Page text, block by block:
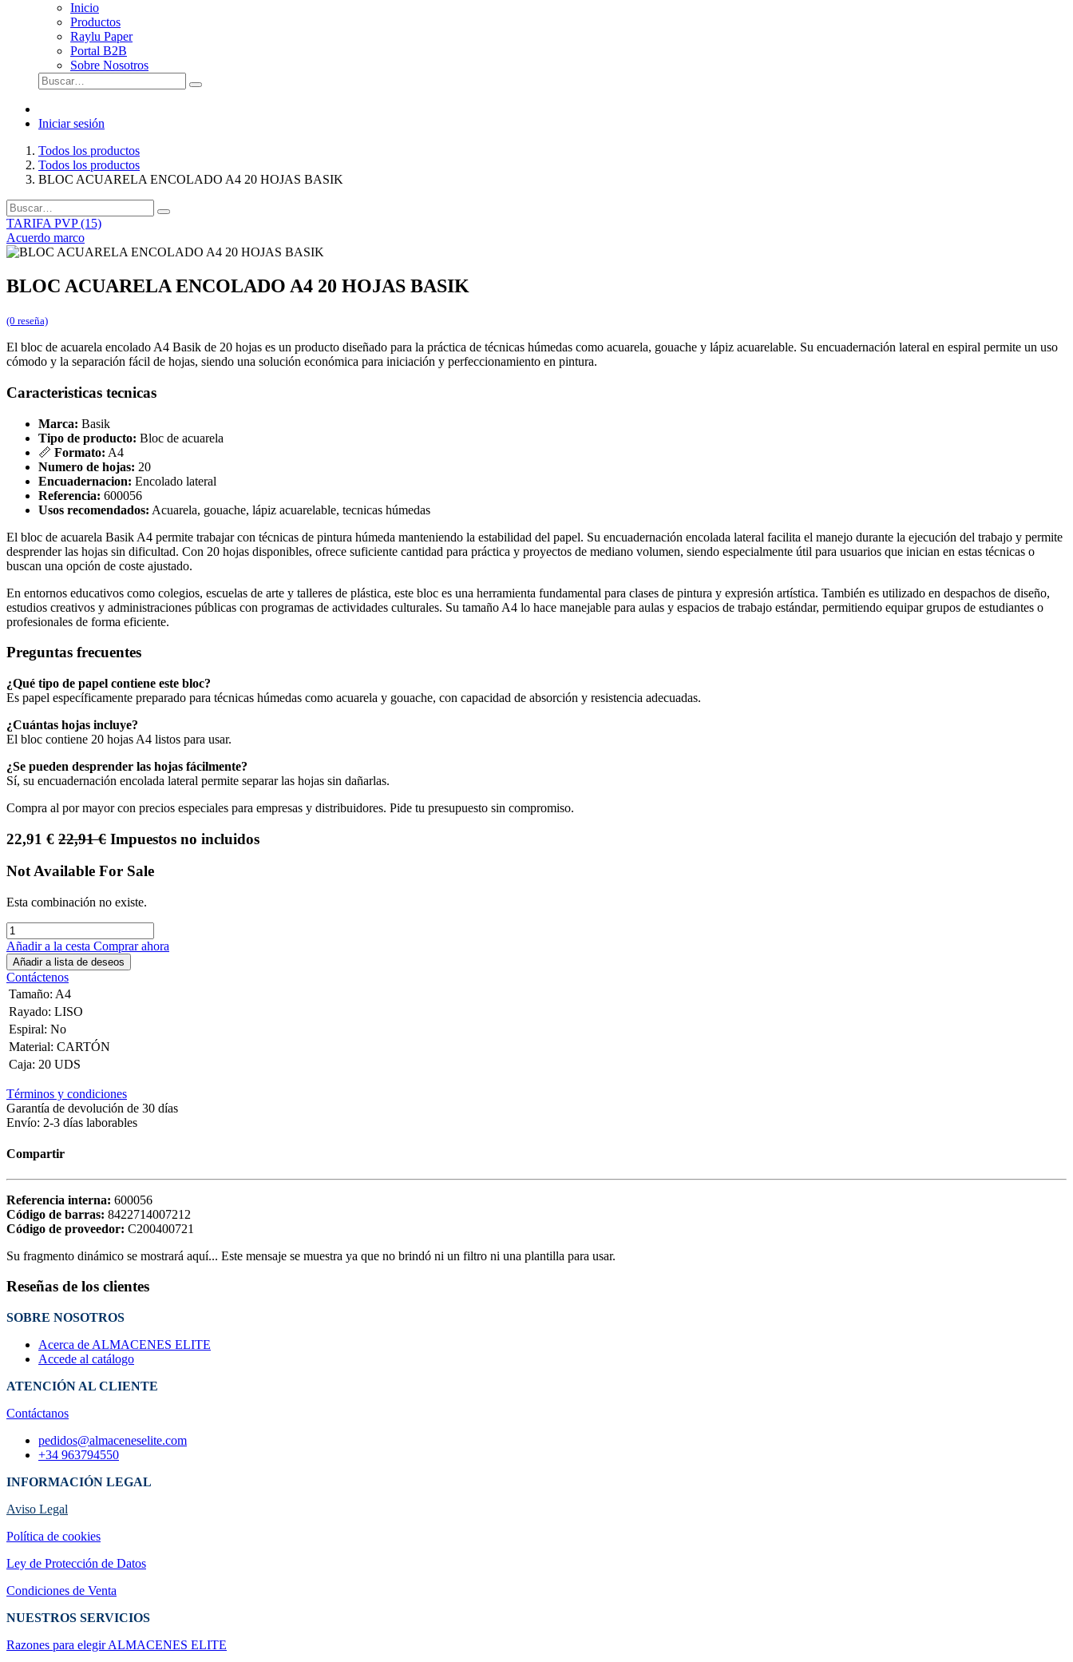
Inicio
Productos
Raylu Paper
Portal B2B
Sobre Nosotros
Iniciar sesión
Todos los productos
Todos los productos
BLOC ACUARELA ENCOLADO A4 20 HOJAS BASIK
TARIFA PVP (15)
Acuerdo marco
BLOC ACUARELA ENCOLADO A4 20 HOJAS BASIK
(0 reseña)
El bloc de acuarela encolado A4 Basik de 20 hojas es un producto diseñado para la práctica de técnicas húmedas como acuarela, gouache y lápiz acuarelable. Su encuadernación lateral en espiral permite un uso
cómodo y la separación fácil de hojas, siendo una solución económica para iniciación y perfeccionamiento en pintura.
Caracteristicas tecnicas
Marca: Basik
Tipo de producto: Bloc de acuarela
📏 Formato: A4
Numero de hojas: 20
Encuadernacion: Encolado lateral
Referencia: 600056
Usos recomendados: Acuarela, gouache, lápiz acuarelable, tecnicas húmedas
El bloc de acuarela Basik A4 permite trabajar con técnicas de pintura húmeda manteniendo la estabilidad del papel. Su encuadernación encolada lateral facilita el manejo durante la ejecución del trabajo y permite
desprender las hojas sin dificultad. Con 20 hojas disponibles, ofrece suficiente cantidad para práctica y proyectos de mediano volumen, siendo especialmente útil para usuarios que inician en estas técnicas o
buscan una opción de coste ajustado.
En entornos educativos como colegios, escuelas de arte y talleres de plástica, este bloc es una herramienta fundamental para clases de pintura y expresión artística. También es utilizado en despachos de diseño,
estudios creativos y administraciones públicas con programas de actividades culturales. Su tamaño A4 lo hace manejable para aulas y espacios de trabajo estándar, permitiendo equipar grupos de estudiantes o
profesionales de forma eficiente.
Preguntas frecuentes
¿Qué tipo de papel contiene este bloc?
Es papel específicamente preparado para técnicas húmedas como acuarela y gouache, con capacidad de absorción y resistencia adecuadas.
¿Cuántas hojas incluye?
El bloc contiene 20 hojas A4 listos para usar.
¿Se pueden desprender las hojas fácilmente?
Sí, su encuadernación encolada lateral permite separar las hojas sin dañarlas.
Compra al por mayor con precios especiales para empresas y distribuidores. Pide tu presupuesto sin compromiso.
22,91 € 22,91€ Impuestos no incluidos
Not Available For Sale
Esta combinación no existe.
Añadir a la cesta Comprar ahora
Añadir a lista de deseos
Contáctenos
Tamaño: A4
Rayado: LISO
Espiral: No
Material: CARTÓN
Caja: 20 UDS
Términos y condiciones
Garantía de devolución de 30 días
Envío: 2-3 días laborables
Compartir
Referencia interna: 600056
Código de barras: 8422714007212
Código de proveedor: C200400721
Su fragmento dinámico se mostrará aquí... Este mensaje se muestra ya que no brindó ni un filtro ni una plantilla para usar.
Reseñas de los clientes
SOBRE NOSOTROS
Acerca de ALMACENES ELITE
Accede al catálogo
ATENCIÓN AL CLIENTE
Contáctanos
pedidos@almaceneselite.com
+34 963794550
INFORMACIÓN LEGAL
Aviso Legal
Política de cookies
Ley de Protección de Datos
Condiciones de Venta
NUESTROS SERVICIOS
Razones para elegir ALMACENES ELI​TE